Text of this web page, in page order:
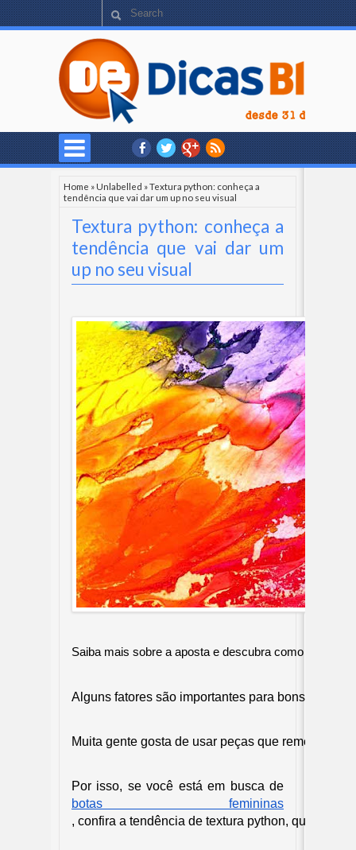
Home »Unlabelled »Textura python: conheça a
tendência que vai dar um up no seu visual
Textura python: conheça a
tendência que vai dar um
up no seu visual
Saiba mais sobre a aposta e descubra como usá-la
Alguns fatores são importantes para bons
Muita gente gosta de usar peças que remetem à
Por isso, se você está em busca de
botas femininas
, confira a tendência de textura python, que vem